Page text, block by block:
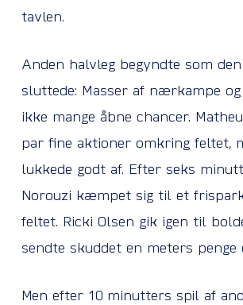
tavlen.
Anden halvleg begyndte som
sluttede: Masser af nærkampe
ikke mange åbne chancer.
par fine aktioner omkring feltet,
lukkede godt af. Efter seks
Norouzi kæmpet sig til et
feltet. Ricki Olsen gik igen til
sendte skuddet en meters penge
Men efter 10 minutters spil af